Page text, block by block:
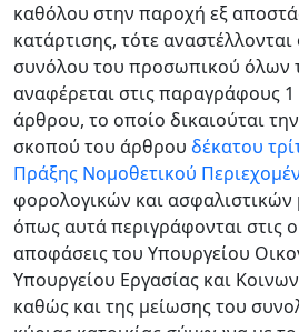
καθόλου στην παροχή εξ
κατάρτισης, τότε
συνόλου του προσωπικού όλων
αναφέρεται στις παραγράφους
άρθρου, το οποίο δικαιούται
σκοπού του άρθρου δέκατου
Πράξης Νομοθετικού
φορολογικών και ασφαλιστικών
όπως αυτά περιγράφονται στις
αποφάσεις του Υπουργείου
Υπουργείου Εργασίας και
καθώς και της μείωσης του